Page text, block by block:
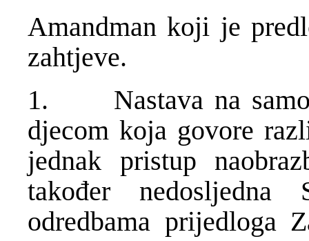
Amandman koji je
zahtjeve.
1. Nastava na samo
djecom koja govore
jednak pristup
također
odredbama prijedloga